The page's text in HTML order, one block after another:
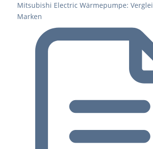
Mitsubishi Electric Wärmepumpe:
Marken